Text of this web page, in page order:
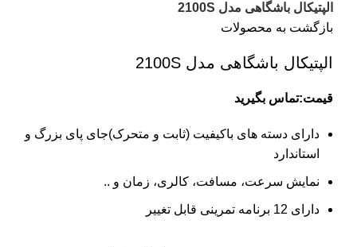
الپتیکال باشگاهی مدل 2100S
بازگشت به محصولات
الپتیکال باشگاهی مدل 2100S
قیمت:تماس بگیرید
دارای دسته های باکیفیت (ثابت و متحرک)جای پای بزرگ و
استاندارد
نمایش سرعت، مسافت، کالری، زمان و ..
دارای 12 برنامه تمرینی قابل تغییر